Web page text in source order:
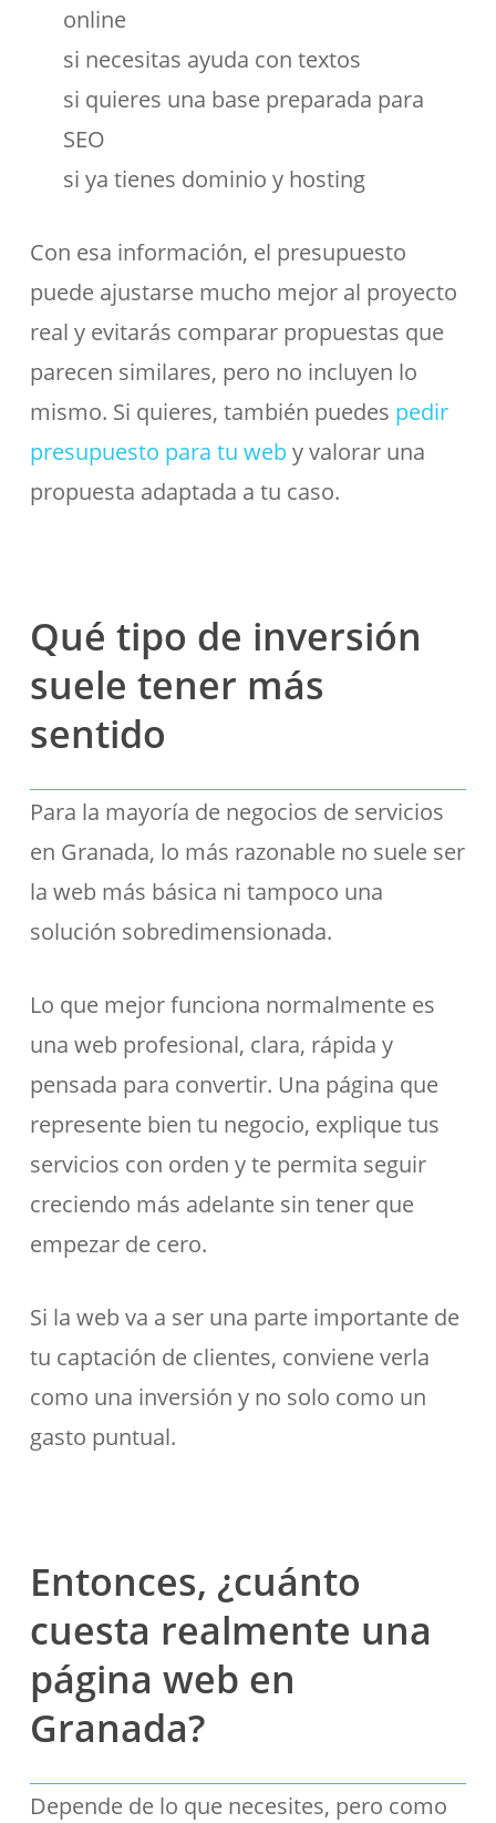
online
si necesitas ayuda con textos
si quieres una base preparada para
SEO
si ya tienes dominio y hosting
Con esa información, el presupuesto
puede ajustarse mucho mejor al proyecto
real y evitarás comparar propuestas que
parecen similares, pero no incluyen lo
mismo. Si quieres, también puedes pedir
presupuesto para tu weby valorar una
propuesta adaptada a tu caso.
Qué tipo de inversión
suele tener más
sentido
Para la mayoría de negocios de servicios
en Granada, lo más razonable no suele ser
la web más básica ni tampoco una
solución sobredimensionada.
Lo que mejor funciona normalmente es
una web profesional, clara, rápida y
pensada para convertir. Una página que
represente bien tu negocio, explique tus
servicios con orden y te permita seguir
creciendo más adelante sin tener que
empezar de cero.
Si la web va a ser una parte importante de
tu captación de clientes, conviene verla
como una inversión y no solo como un
gasto puntual.
Entonces, ¿cuánto
cuesta realmente una
página web en
Granada?
Depende de lo que necesites, pero como